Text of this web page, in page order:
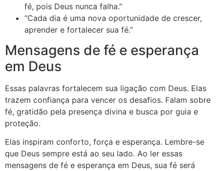
fé, pois Deus nunca falha.”
“Cada dia é uma nova oportunidade de crescer,
aprender e fortalecer sua fé.”
Mensagens de fé e esperança
em Deus
Essas palavras fortalecem sua ligação com Deus. Elas
trazem confiança para vencer os desafios. Falam sobre
fé, gratidão pela presença divina e busca por guia e
proteção.
Elas inspiram conforto, força e esperança. Lembre-se
que Deus sempre está ao seu lado. Ao ler essas
mensagens de fé e esperança em Deus, sua fé será